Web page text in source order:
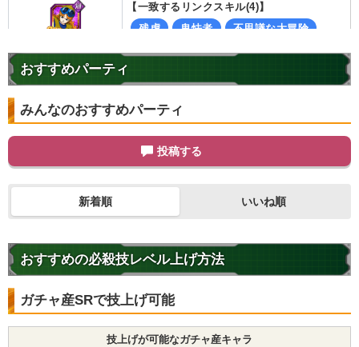
3.0 /10点
【一致するリンクスキル(4)】
残虐
卑怯者
不思議な大冒険
ドラゴンボールの導き
地球人
ブルー将軍
2.0 /10点
【発動リンク効果】
気力+2
【一致するリンクスキル(
3 )】
残虐
【一致するカテゴリー(
地球人
任務遂行
おすすめパーティ
みんなのおすすめパーティ
投稿する
新着順 いいね順
おすすめの必殺技レベル上げ方法
ガチャ産SRで技上げ可能
技上げが可能なガチャ産キャラ